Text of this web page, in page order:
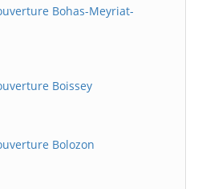
Bohas-Meyriat-
Boissey
Bolozon